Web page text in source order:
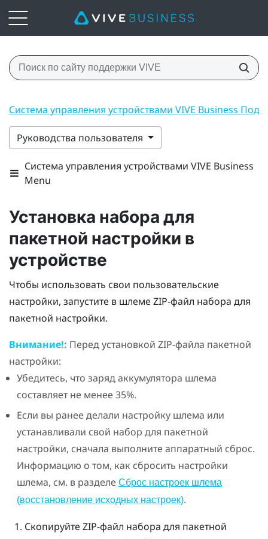
Система управления устройствами VIVE Business
Руководства пользователя
Система управления устройствами VIVE Business
Menu
Установка набора для
пакетной настройки в
устройстве
Чтобы использовать свои пользовательские
настройки, запустите в шлеме ZIP-файл набора для
пакетной настройки.
Внимание!: Перед установкой ZIP-файла пакетной
настройки:
Убедитесь, что заряд аккумулятора шлема
составляет не менее 35%.
Если вы ранее делали настройку шлема или
устанавливали свой набор для пакетной
настройки, сначала выполните аппаратный сброс.
Информацию о том, как сбросить настройки
шлема, см. в разделе Сброс настроек шлема
(восстановление исходных настроек).
Скопируйте ZIP-файл набора для пакетной